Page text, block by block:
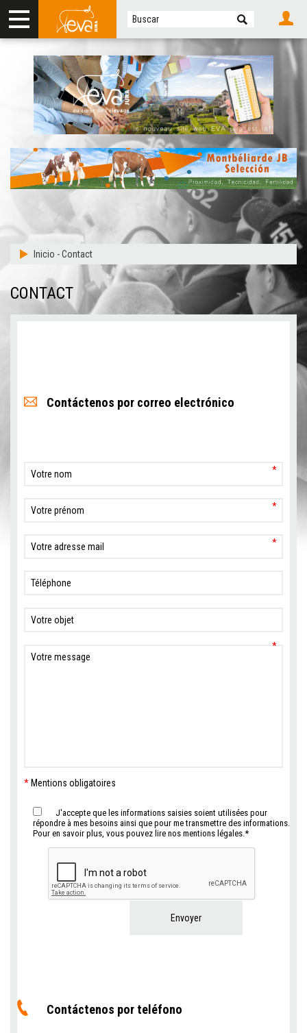
Inicio -Contact
CONTACT
Contáctenos por correo electrónico
*
*
*
*
* Mentions obligatoires
J'accepte que les informations saisies soient utilisées pour
répondre à mes besoins ainsi que pour me transmettre des informations.
Pour en savoir plus, vous pouvez lire nos mentions légales.*
Contáctenos por teléfono